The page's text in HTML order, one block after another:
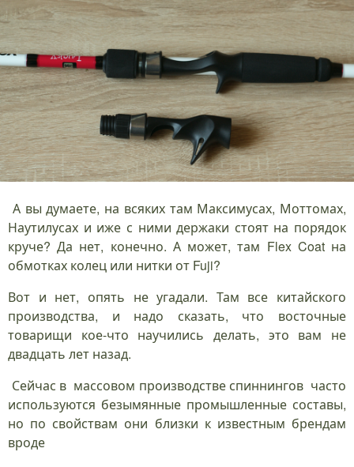
А вы думаете, на всяких там Максимусах, Моттомах,
Наутилусах и иже с ними держаки стоят на порядок
круче? Да нет, конечно. А может, там Flex Coat на
обмотках колец или нитки от Fuji?
Вот и нет, опять не угадали. Там все китайского
производства, и надо сказать, что восточные
товарищи кое-что научились делать, это вам не
двадцать лет назад.
Сейчас в массовом производстве спиннингов часто
используются безымянные промышленные составы,
но по свойствам они близки к известным брендам
вроде